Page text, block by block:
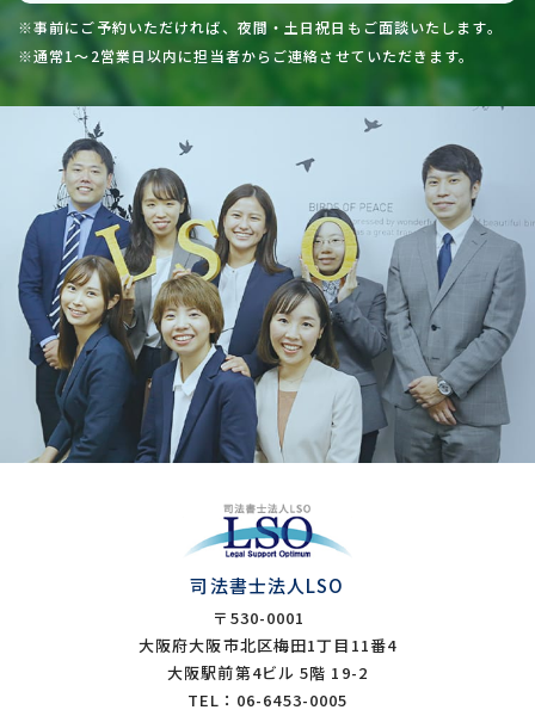
※事前にご予約いただければ、夜間・土日祝日もご面談いたします。
※通常1～2営業日以内に担当者からご連絡させていただきます。
司法書士法人LSO
〒530-0001
大阪府大阪市北区梅田1丁目11番4
大阪駅前第4ビル 5階 19-2
TEL：06-6453-0005